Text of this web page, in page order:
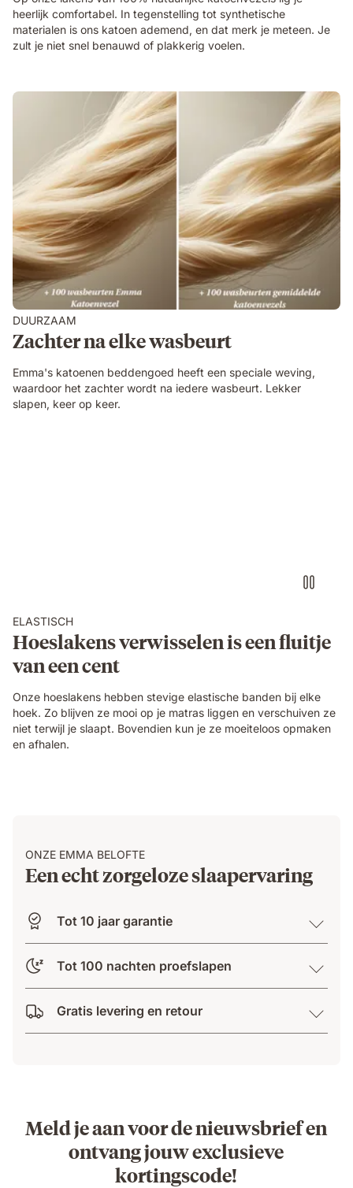
heerlijk comfortabel. In tegenstelling tot synthetische
materialen is ons katoen ademend, en dat merk je meteen. Je
zult je niet snel benauwd of plakkerig voelen.
DUURZAAM
Zachter na elke wasbeurt
Emma's katoenen beddengoed heeft een speciale weving,
waardoor het zachter wordt na iedere wasbeurt. Lekker
slapen, keer op keer.
ELASTISCH
Hoeslakens verwisselen is een fluitje
van een cent
Onze hoeslakens hebben stevige elastische banden bij elke
hoek. Zo blijven ze mooi op je matras liggen en verschuiven ze
niet terwijl je slaapt. Bovendien kun je ze moeiteloos opmaken
en afhalen.
ONZE EMMA BELOFTE
Een echt zorgeloze slaapervaring
Tot 10 jaar garantie
Tot 100 nachten proefslapen
Gratis levering en retour
Meld je aan voor de nieuwsbrief en
ontvang jouw exclusieve
kortingscode!